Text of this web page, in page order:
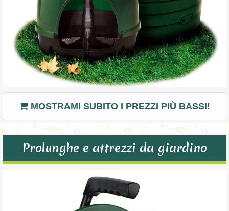
MOSTRAMI SUBITO I PREZZI PIÙ BASSI!
Prolunghe e attrezzi da giardino